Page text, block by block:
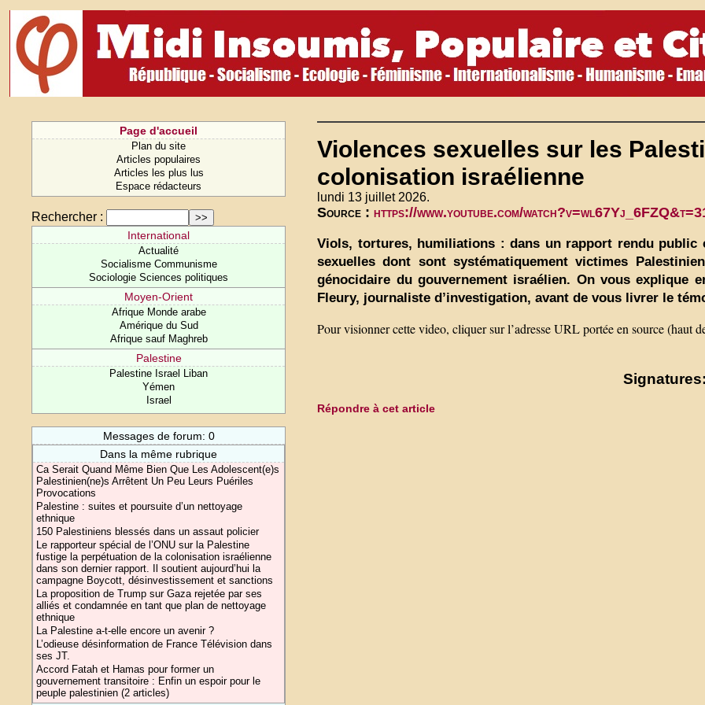
Page d'accueil
Plan du site
Articles populaires
Articles les plus lus
Espace rédacteurs
Rechercher :
International
Actualité
Socialisme Communisme
Sociologie Sciences politiques
Moyen-Orient
Afrique Monde arabe
Amérique du Sud
Afrique sauf Maghreb
Palestine
Palestine Israel Liban
Yémen
Israel
Messages de forum: 0
Dans la même rubrique
Ca Serait Quand Même Bien Que Les Adolescent(e)s
Palestinien(ne)s Arrêtent Un Peu Leurs Puériles
Provocations
Palestine : suites et poursuite d’un nettoyage
ethnique
150 Palestiniens blessés dans un assaut policier
Le rapporteur spécial de l’ONU sur la Palestine
fustige la perpétuation de la colonisation israélienne
dans son dernier rapport. Il soutient aujourd’hui la
campagne Boycott, désinvestissement et sanctions
La proposition de Trump sur Gaza rejetée par ses
alliés et condamnée en tant que plan de nettoyage
ethnique
La Palestine a-t-elle encore un avenir ?
L’odieuse désinformation de France Télévision dans
ses JT.
Accord Fatah et Hamas pour former un
gouvernement transitoire : Enfin un espoir pour le
peuple palestinien (2 articles)
Violences sexuelles sur les
colonisation israélienne
lundi 13 juillet 2026.
Source :https://www.youtube.com/
Viols, tortures, humiliations : dans un rapport rendu public
sexuelles dont sont systématiquement victimes
génocidaire du gouvernement israélien. On vous explique
Fleury, journaliste d’investigation, avant de vous livrer le
Pour visionner cette video, cliquer sur l’adresse URL portée en source (haut
Répondre à cet article